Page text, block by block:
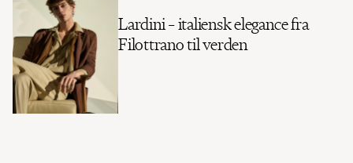
Lardini – italiensk elegance fra
Filottrano til verden